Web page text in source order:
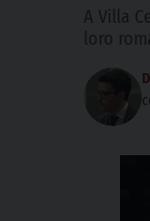
A Villa
loro